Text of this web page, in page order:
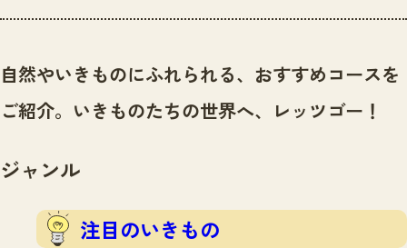
センター紹介
センター紹介TOP
サイトポリシー
ニュース
いきものガイド
注目のいきもの
生物多様性のめぐみ
イベント
いきもの調査隊
自然やいきものにふれられる、おすすめコースを
ご紹介。いきものたちの世界へ、レッツゴー！
ジャンル
注目のいきもの